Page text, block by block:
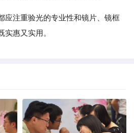
应注重验光的专业性和镜片、镜框
实惠又实用。